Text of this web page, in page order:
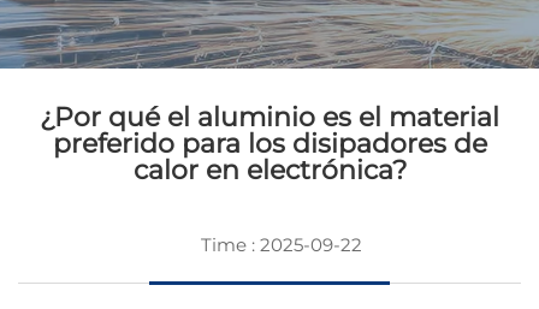
¿Por qué el aluminio es el material
preferido para los disipadores de
calor en electrónica?
Time : 2025-09-22